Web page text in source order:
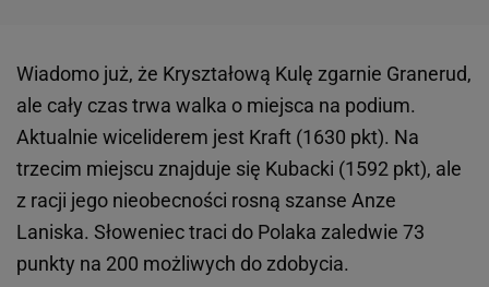
Wiadomo już, że Kryształową Kulę zgarnie Granerud,
ale cały czas trwa walka o miejsca na podium.
Aktualnie wiceliderem jest Kraft (1630 pkt). Na
trzecim miejscu znajduje się Kubacki (1592 pkt), ale
z racji jego nieobecności rosną szanse Anze
Laniska. Słoweniec traci do Polaka zaledwie 73
punkty na 200 możliwych do zdobycia.